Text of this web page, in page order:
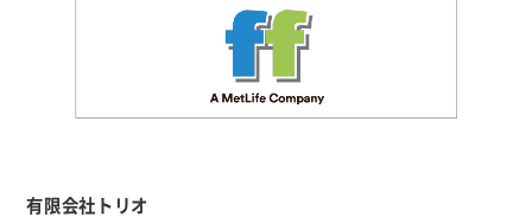
有限会社トリオ